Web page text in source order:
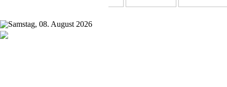
Samstag, 08. August 2026